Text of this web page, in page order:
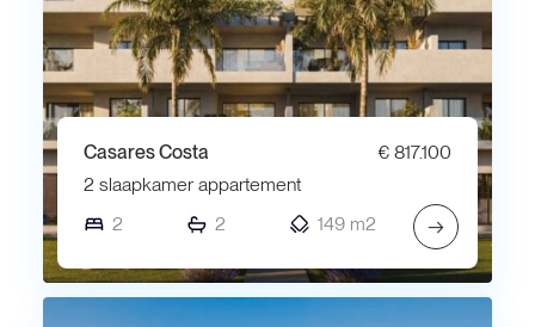
Casares Costa
€ 817.100
2 slaapkamer appartement
2
2 149 m2 →